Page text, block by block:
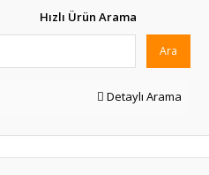
Hızlı Ürün Arama
Ara
Detaylı Arama